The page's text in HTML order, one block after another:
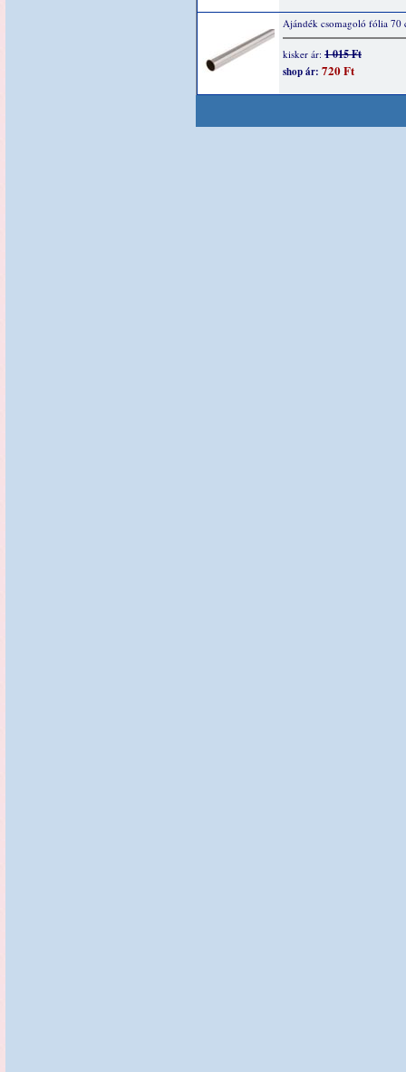
Ajándék csomagoló fólia 70
kisker ár: 1 015 Ft
shop ár: 720 Ft